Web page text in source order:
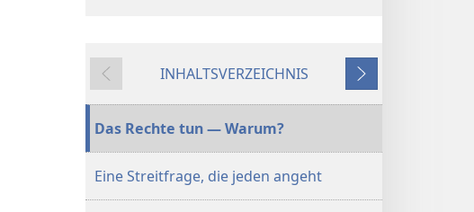
WACHTTURM
STUDIENAUSGABE
15. November
Zurück
INHALTSVERZEICHNIS
Weiter
Das Rechte tun — Warum?
Eine Streitfrage, die jeden angeht